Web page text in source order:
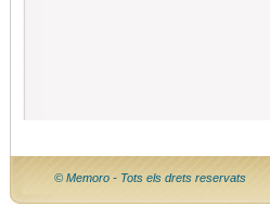
© Memoro - Tots els drets reservats